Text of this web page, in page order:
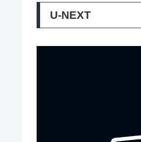
U-NEXT